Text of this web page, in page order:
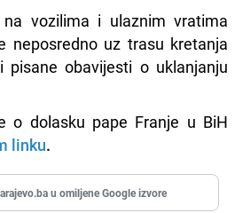
na vozilima i ulaznim vratima
neposredno uz trasu kretanja
pisane obavijesti o uklanjanju
o dolasku pape Franje u BiH
linku.
u omiljene Google izvore